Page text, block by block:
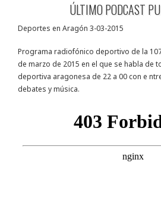
ÚLTIMO PODCAST
Deportes en Aragón 3-03-2015
Programa radiofónico deportivo de la
de marzo de 2015 en el que se habla de
deportiva aragonesa de 22 a 00 con e
debates y música.